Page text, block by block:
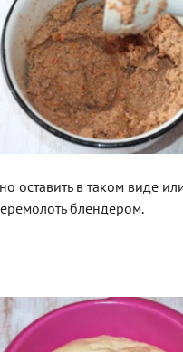
оставить в таком виде
блендером.